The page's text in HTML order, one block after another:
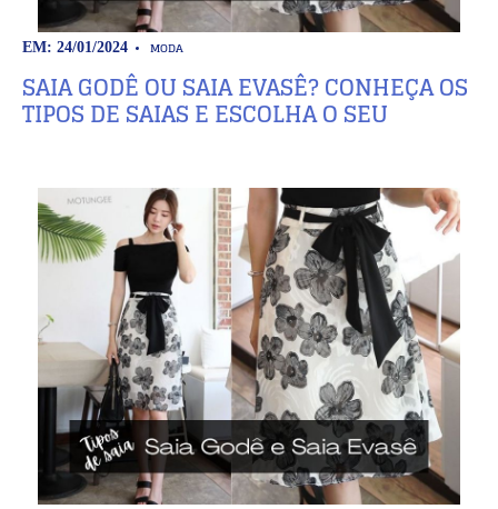
EM: 24/01/2024 MODA
SAIA GODÊ OU SAIA EVASÊ? CONHEÇA OS
TIPOS DE SAIAS E ESCOLHA O SEU